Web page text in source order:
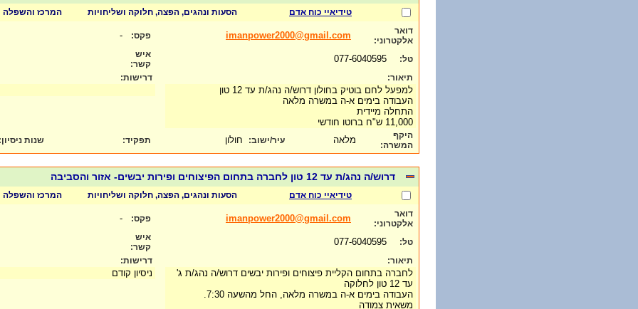
טידיאיי כוח אדם הסעות ונהגים, הפצה, חלוקה ושליחויות המרכז והשפלה
דואר
אלקטרוני:
imanpower2000@gmail.com פקס: -
טל:
איש
קשר:
תיאור:
למפעל לחם בוטיק בחולון דרוש/ה נהג/ת עד 12 טון
העבודה בימים א-ה במשרה מלאה
התחלה מיידית
11,000 ש"ח ברוטו חודשי
דרישות:
היקף
המשרה:
מלאה עיר/ישוב: חולון תפקיד: שנות ניסיון:
דרוש/ה נהג/ת עד 12 טון לחברה בתחום הפיצוחים ופירות יבשים- אזור והסביבה
טידיאיי כוח אדם הסעות ונהגים, הפצה, חלוקה ושליחויות המרכז והשפלה
דואר
אלקטרוני:
imanpower2000@gmail.com פקס: -
טל:
איש
קשר:
תיאור:
לחברה בתחום הקליית פיצוחים ופירות יבשים דרוש/ה נהג/ת ג'
עד 12 טון לחלוקה
העבודה בימים א-ה במשרה מלאה, החל מהשעה 7:30.
משאית צמודה
דרישות:
ניסיון קודם